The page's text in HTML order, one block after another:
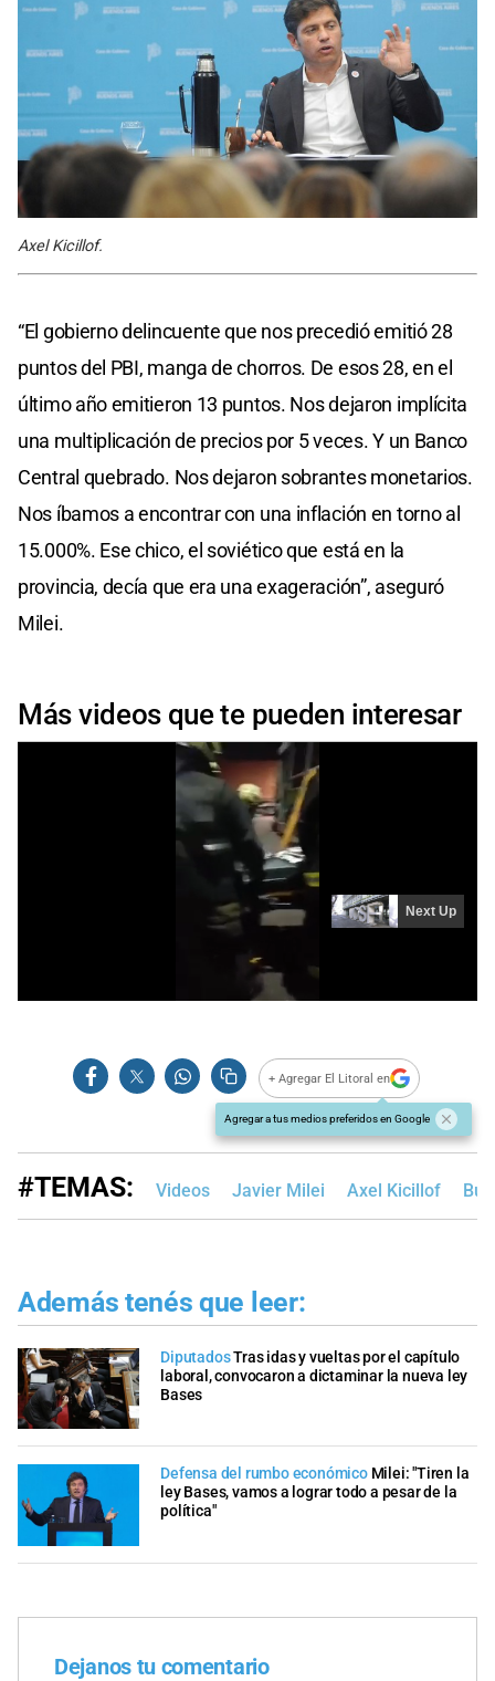
Axel Kicillof.
“El gobierno delincuente que nos precedió emitió 28
puntos del PBI, manga de chorros. De esos 28, en el
último año emitieron 13 puntos. Nos dejaron implícita
una multiplicación de precios por 5 veces. Y un Banco
Central quebrado. Nos dejaron sobrantes monetarios.
Nos íbamos a encontrar con una inflación en torno al
15.000%. Ese chico, el soviético que está en la
provincia, decía que era una exageración”, aseguró
Milei.
Más videos que te pueden interesar
+ Agregar El Litoral en
Agregar a tus medios preferidos en Google
#TEMAS: Videos Javier Milei Axel Kicillof
Además tenés que leer:
DiputadosTras idas y vueltas por el capítulo
laboral, convocaron a dictaminar la nueva ley
Bases
Defensa del rumbo económico Milei: "Tiren la
ley Bases, vamos a lograr todo a pesar de la
política"
Dejanos tu comentario